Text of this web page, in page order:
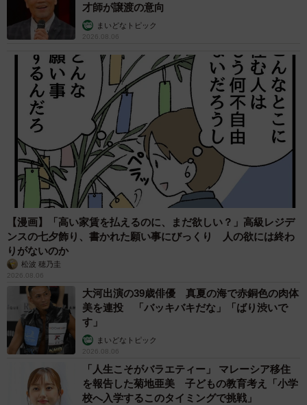
才師が譲渡の意向
まいどなトピック
2026.08.06
【漫画】「高い家賃を払えるのに、まだ欲しい？」高級レジデ
ンスの七夕飾り、書かれた願い事にびっくり 人の欲には終わ
りがないのか
松波 穂乃圭
2026.08.06
大河出演の39歳俳優 真夏の海で赤銅色の肉体
美を連投 「バッキバキだな」「ばり渋いで
す」
まいどなトピック
2026.08.06
「人生こそがバラエティー」 マレーシア移住
を報告した菊地亜美 子どもの教育考え「小学
校へ入学するこのタイミングで挑戦」